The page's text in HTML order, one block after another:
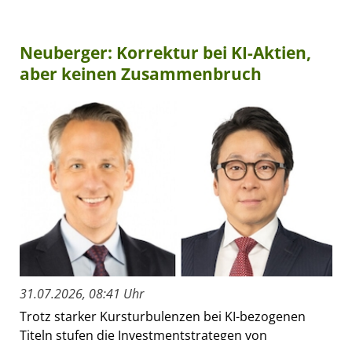
Neuberger: Korrektur bei KI-Aktien,
aber keinen Zusammenbruch
31.07.2026, 08:41 Uhr
Trotz starker Kursturbulenzen bei KI-bezogenen
Titeln stufen die Investmentstrategen von